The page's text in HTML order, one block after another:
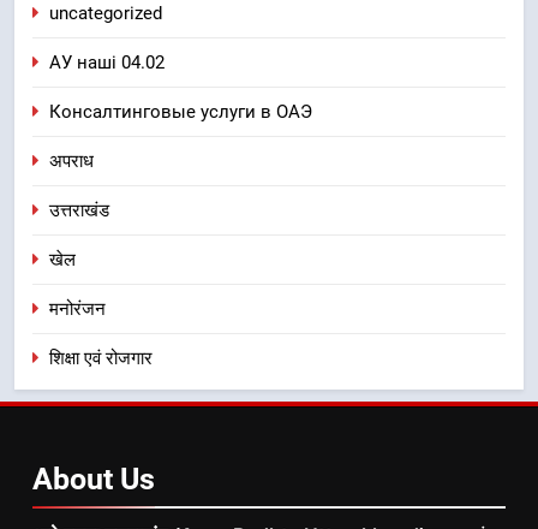
uncategorized
АУ наші 04.02
Консалтинговые услуги в ОАЭ
अपराध
उत्तराखंड
खेल
मनोरंजन
शिक्षा एवं रोजगार
About Us